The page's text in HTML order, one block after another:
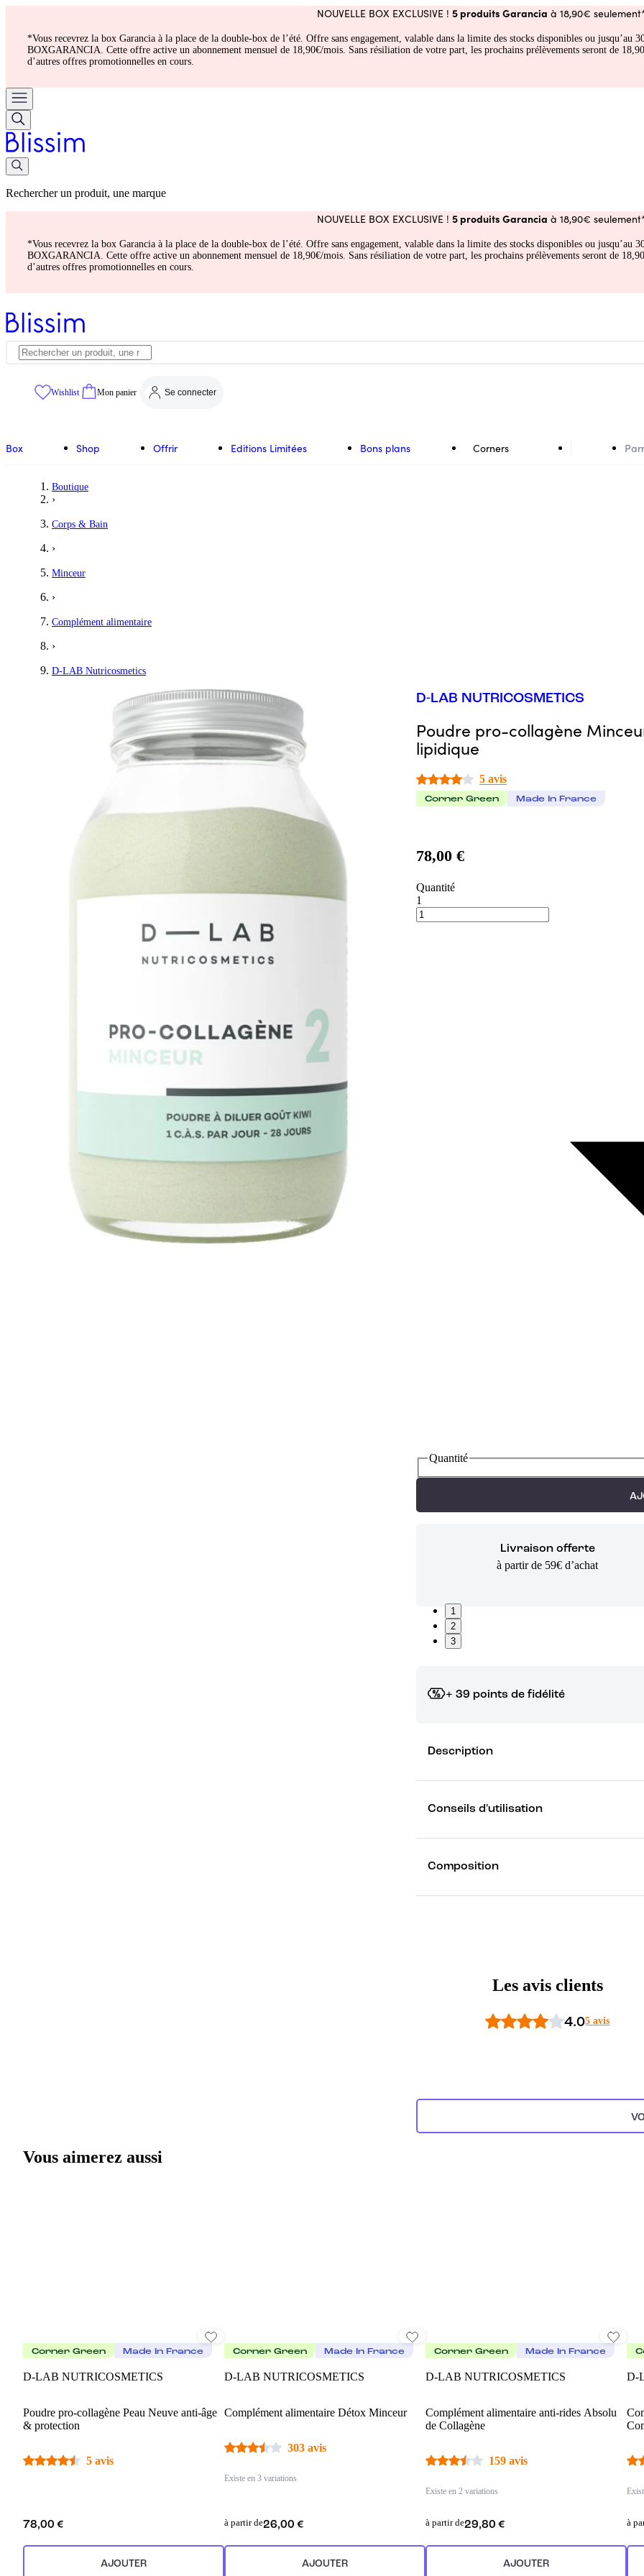
NOUVELLE BOX EXCLUSIVE ! 5 produits Garancia à 18,90€
*Vous recevrez la box Garancia à la place de la double-box de l’été. Offre sans engagement, valable dans la limite des stocks disponibles ou jusqu’au
BOXGARANCIA. Cette offre active un abonnement mensuel de 18,90€/mois. Sans résiliation de votre part, les prochains prélèvements seront de
d’autres offres promotionnelles en cours.
Rechercher un produit, une marque
NOUVELLE BOX EXCLUSIVE ! 5 produits Garancia à 18,90€
*Vous recevrez la box Garancia à la place de la double-box de l’été. Offre sans engagement, valable dans la limite des stocks disponibles ou jusqu’au
BOXGARANCIA. Cette offre active un abonnement mensuel de 18,90€/mois. Sans résiliation de votre part, les prochains prélèvements seront de
d’autres offres promotionnelles en cours.
Wishlist Mon panier Se connecter
Box Shop Offrir Editions Limitées Bons plans Corners
Boutique
›
Corps & Bain
›
Minceur
›
Complément alimentaire
›
D-LAB Nutricosmetics
D-LAB NUTRICOSMETICS
Poudre pro-collagène
lipidique
5 avis
Corner Green Made In France
78,00 €
Quantité
1
Quantité
Livraison offerte
à partir de 59€ d’achat
1
2
3
+ 39 points de fidélité
Description
Conseils d'utilisation
Composition
Les avis clients
4.05 avis
Vous aimerez aussi
Corner Green Made In France
D-LAB NUTRICOSMETICS
Poudre pro-collagène Peau Neuve anti-âge
& protection
5 avis
78,00 €
AJOUTER
Corner Green Made In France
D-LAB NUTRICOSMETICS
Complément alimentaire Détox Minceur
303 avis
Existe en 3 variations
à partir de26,00 €
AJOUTER
Corner Green Made In France
D-LAB NUTRICOSMETICS
Complément alimentaire anti-rides Absolu
de Collagène
159 avis
Existe en 2 variations
à partir de29,80 €
AJOUTER
D-
à